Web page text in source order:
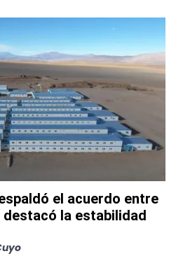
el acuerdo entre
destacó la estabilidad